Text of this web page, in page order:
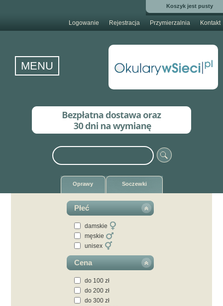
Koszyk jest pusty
Logowanie Rejestracja Przymierzalnia Kontakt
MENU
Oprawy Soczewki
Płeć
damskie
męskie
unisex
Cena
do 100 zł
do 200 zł
do 300 zł